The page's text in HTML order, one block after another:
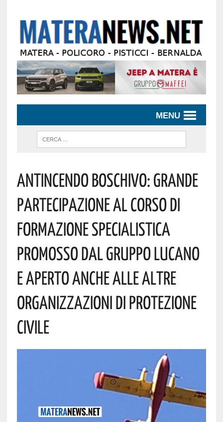
MENU
Antincendo Boschivo: Grande
Partecipazione Al Corso Di
Formazione Specialistica
Promosso Dal Gruppo Lucano
E Aperto Anche Alle Altre
Organizzazioni Di Protezione
Civile